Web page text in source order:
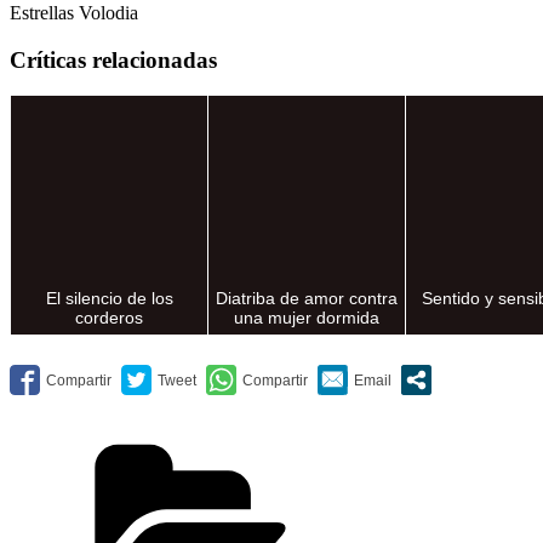
Estrellas Volodia
Críticas relacionadas
El silencio de los
corderos
Diatriba de amor contra
una mujer dormida
Sentido y